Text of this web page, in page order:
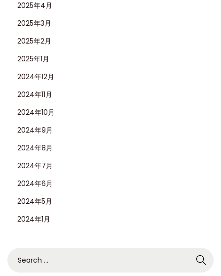
2025年4月
2025年3月
2025年2月
2025年1月
2024年12月
2024年11月
2024年10月
2024年9月
2024年8月
2024年7月
2024年6月
2024年5月
2024年1月